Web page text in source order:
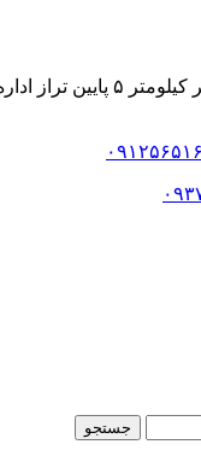
: جاده محمدشهر کیلومتر ۵
جستجو